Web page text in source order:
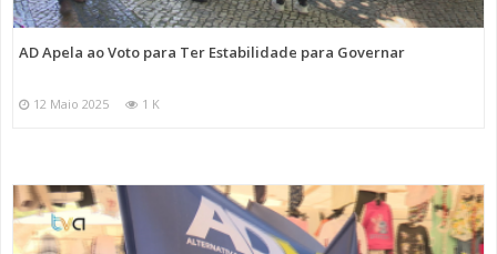
AD Apela ao Voto para Ter Estabilidade para Governar
12 Maio 2025 1 K